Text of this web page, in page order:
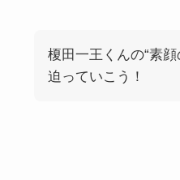
榎田一王くんの“素顔
迫っていこう！